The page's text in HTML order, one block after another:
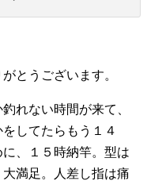
とうございます。
れない時間が来て、
してたらもう１４
、１５時納竿。型は
満足。人差し指は痛